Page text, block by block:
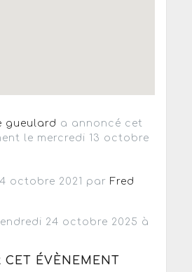
gueulard a annoncé cet
le mercredi 13 octobre
octobre 2021 par Fred
24 octobre 2025 à
CET ÉVÈNEMENT